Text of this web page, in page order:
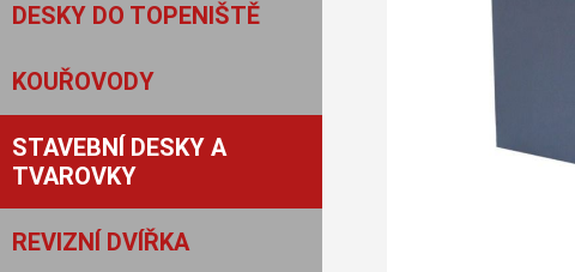
DESKY DO TOPENIŠTĚ
KOUŘOVODY
STAVEBNÍ DESKY A
TVAROVKY
REVIZNÍ DVÍŘKA